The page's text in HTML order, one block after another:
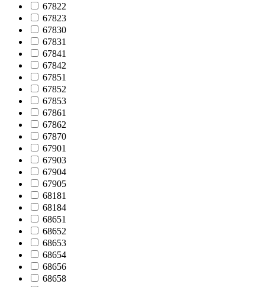
67822
67823
67830
67831
67841
67842
67851
67852
67853
67861
67862
67870
67901
67903
67904
67905
68181
68184
68651
68652
68653
68654
68656
68658